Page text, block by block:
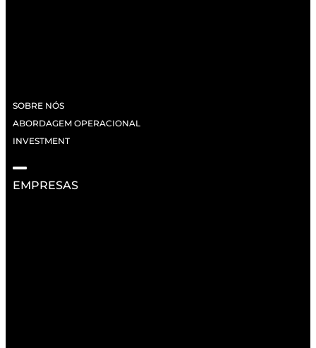
SOBRE NÓS
ABORDAGEM OPERACIONAL
INVESTMENT
EMPRESAS